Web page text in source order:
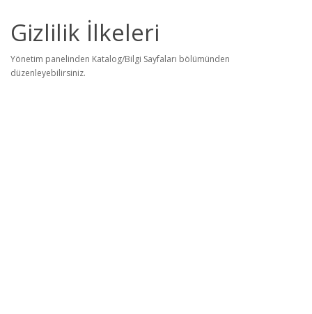
Gizlilik İlkeleri
Yönetim panelinden Katalog/Bilgi Sayfaları bölümünden
düzenleyebilirsiniz.